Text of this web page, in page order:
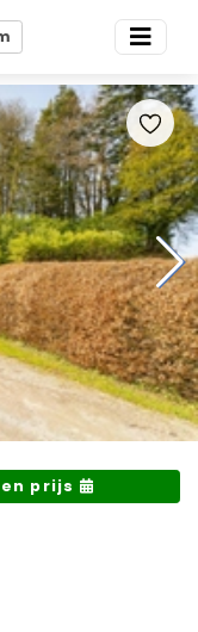
prijs